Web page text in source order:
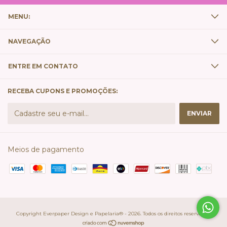
MENU:
NAVEGAÇÃO
ENTRE EM CONTATO
RECEBA CUPONS E PROMOÇÕES:
Meios de pagamento
Copyright Everpaper Design e Papelaria® - 2026. Todos os direitos reservados.